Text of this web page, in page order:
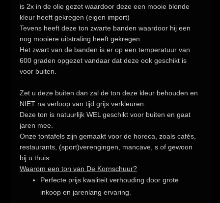
is 2x in de olie gezet waardoor deze een mooie blonde
kleur heeft gekregen (eigen import)
Tevens heeft deze ton zwarte banden waardoor hij een
nog mooiere uitstraling heeft gekregen.
Het zwart van de banden is er op een temperatuur van
600 graden opgezet vandaar dat deze ook geschikt is
voor buiten.
Zet u deze buiten dan zal de ton deze kleur behouden en
NIET na verloop van tijd grijs verkleuren.
Deze ton is natuurlijk WEL geschikt voor buiten en gaat
jaren mee.
Onze tontafels zijn gemaakt voor de horeca, zoals cafés,
restaurants, (sport)verengingen, mancave, s of gewoon
bij u thuis.
Waarom een ton van De Kornschuur?
Perfecte prijs kwaliteit verhouding door grote
inkoop en jarenlang ervaring.